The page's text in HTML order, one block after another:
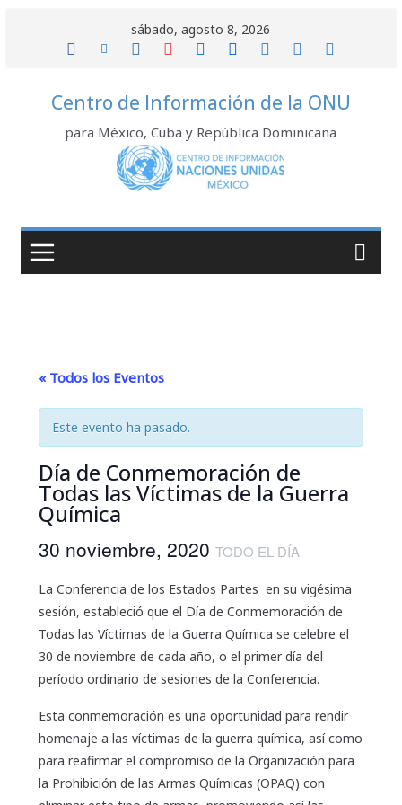
sábado, agosto 8, 2026
Centro de Información de la ONU
para México, Cuba y República Dominicana
« Todos los Eventos
Este evento ha pasado.
Día de Conmemoración de
Todas las Víctimas de la Guerra
Química
30 noviembre, 2020 TODO EL DÍA
La Conferencia de los Estados Partes en su vigésima
sesión, estableció que el Día de Conmemoración de
Todas las Víctimas de la Guerra Química se celebre el
30 de noviembre de cada año, o el primer día del
período ordinario de sesiones de la Conferencia.
Esta conmemoración es una oportunidad para rendir
homenaje a las víctimas de la guerra química, así como
para reafirmar el compromiso de la Organización para
la Prohibición de las Armas Químicas (OPAQ) con